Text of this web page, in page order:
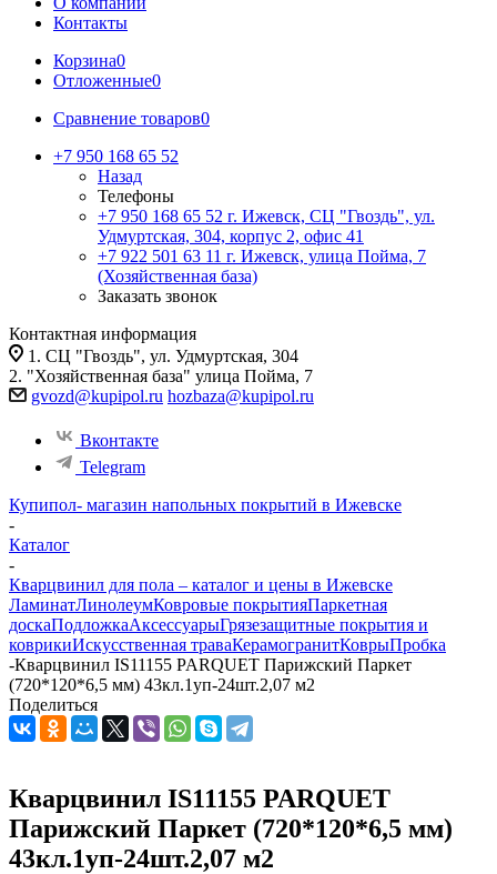
Контакты
Корзина0
Отложенные0
Сравнение товаров0
+7 950 168 65 52
Назад
Телефоны
+7 950 168 65 52 г. Ижевск, СЦ "Гвоздь", ул.
Удмуртская, 304, корпус 2, офис 41
+7 922 501 63 11 г. Ижевск, улица Пойма, 7
(Хозяйственная база)
Заказать звонок
Контактная информация
1. СЦ "Гвоздь", ул. Удмуртская, 304
2. "Хозяйственная база" улица Пойма, 7
gvozd@kupipol.ru hozbaza@kupipol.ru
Вконтакте
Telegram
Купипол- магазин напольных покрытий в Ижевске
-
Каталог
-
Кварцвинил для пола – каталог и цены в Ижевске
ЛаминатЛинолеумКовровые покрытияПаркетная
доскаПодложкаАксессуарыГрязезащитные покрытия и
коврикиИскусственная траваКерамогранитКоврыПробка
-Кварцвинил IS11155 PARQUET Парижский Паркет
(720*120*6,5 мм) 43кл.1уп-24шт.2,07 м2
Поделиться
Кварцвинил IS11155 PARQUET
Парижский Паркет (720*120*6,5 мм)
43кл.1уп-24шт.2,07 м2